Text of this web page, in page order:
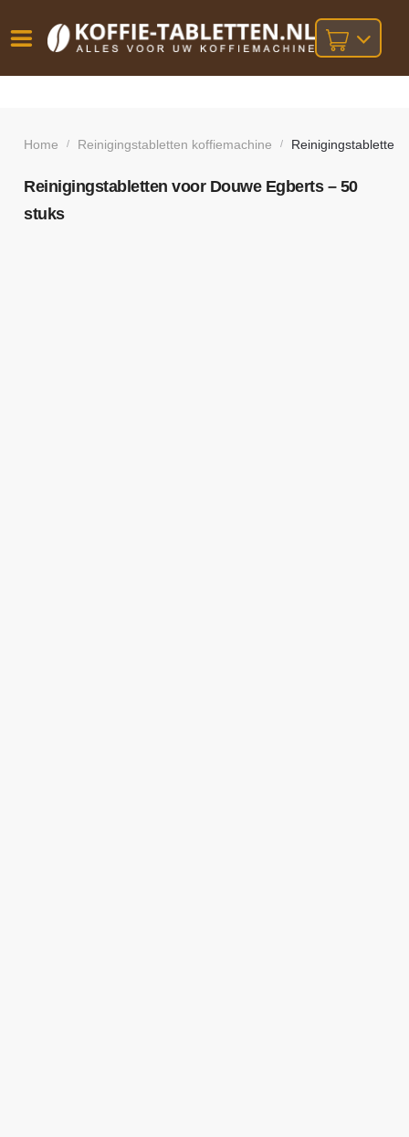
besteld,
volgende
bij orders
boven
Home / Reinigingstabletten koffiemachine / Reinigingstabletten
Reinigingstabletten voor Douwe Egberts – 50
stuks